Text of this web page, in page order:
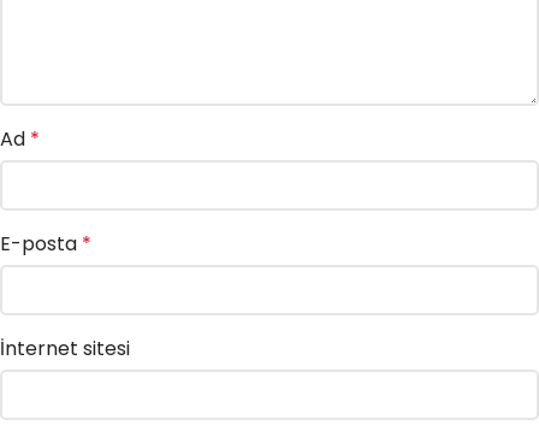
Ad *
E-posta *
İnternet sitesi